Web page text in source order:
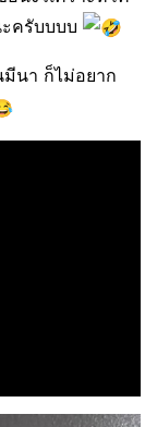
ะครับบบบ
นา ก็ไม่อยาก